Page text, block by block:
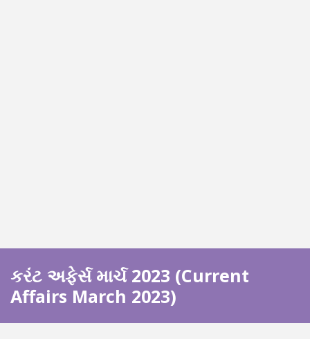
કરંટ અફેર્સ માર્ચ 2023 (Current
Affairs March 2023)